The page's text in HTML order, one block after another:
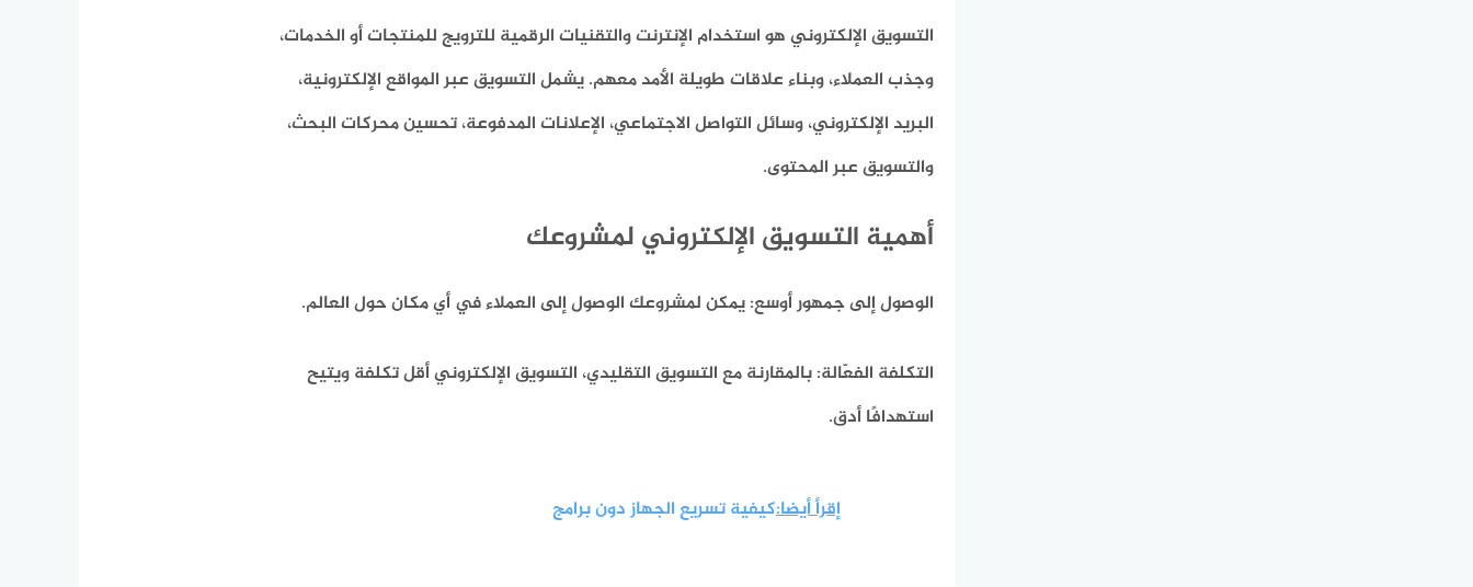
التسويق الإلكتروني هو استخدام الإنترنت والتقنيات الرقمية للترويج للمنتجات أو الخدمات،
وجذب العملاء، وبناء علاقات طويلة الأمد معهم. يشمل التسويق عبر المواقع الإلكترونية،
البريد الإلكتروني، وسائل التواصل الاجتماعي، الإعلانات المدفوعة، تحسين محركات البحث،
والتسويق عبر المحتوى.
أهمية التسويق الإلكتروني لمشروعك
الوصول إلى جمهور أوسع:يمكن لمشروعك الوصول إلى العملاء في أي مكان حول العالم.
التكلفة الفعّالة:بالمقارنة مع التسويق التقليدي، التسويق الإلكتروني أقل تكلفة ويتيح
استهدافًا أدق.
إقرأ أيضا:كيفية تسريع الجهاز دون برامج